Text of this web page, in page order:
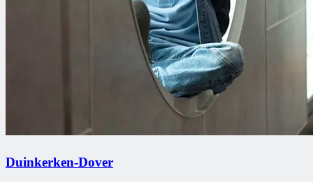
Duinkerken-Dover